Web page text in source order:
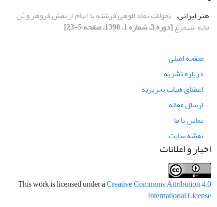
هنر ایرانی. تحولات نماد الوهی فرشته با الهام از نقش فروهر و بُن
مایه سیمرغ[دوره 3، شماره 1، 1390، صفحه 5-23]
صفحه اصلی
درباره نشریه
اعضای هیات تحریریه
ارسال مقاله
تماس با ما
نقشه سایت
اخبار و اعلانات
This work is licensed under aCreative Commons Attribution 4.0
International License
.